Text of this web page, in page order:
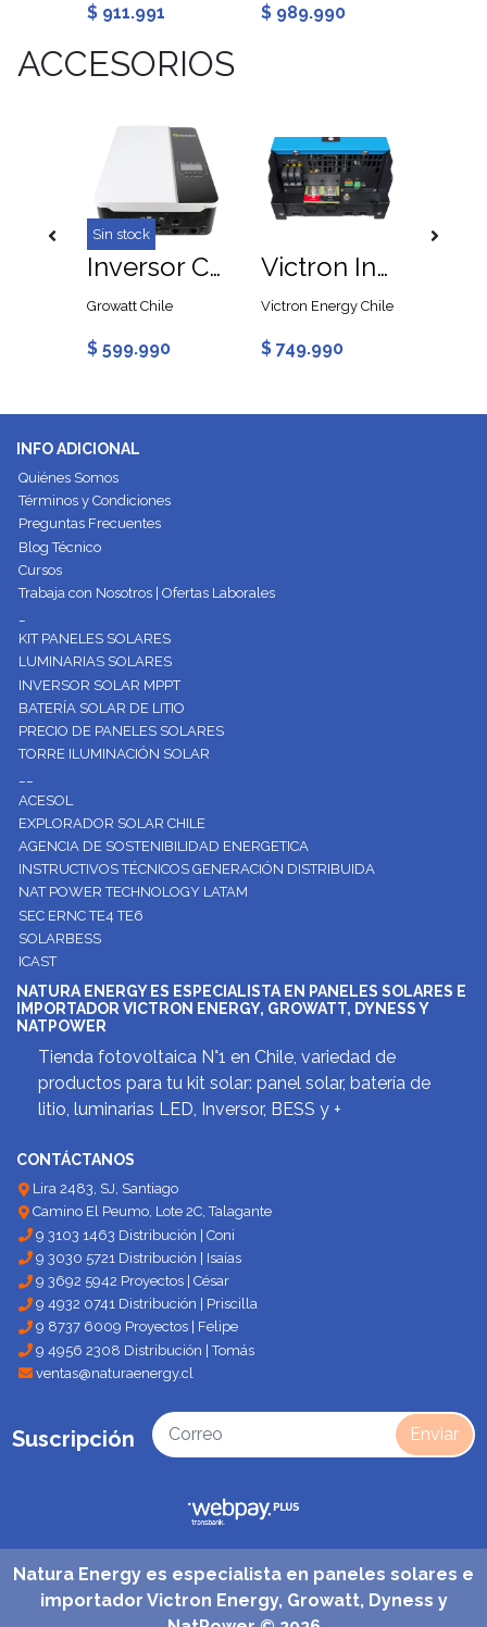
$ 911.991
$ 989.990
ACCESORIOS
Sin stock
Inversor Cargador Growatt SPF 5000 ES 48V 100A
Growatt Chile
$ 599.990
Victron Inversor Phoenix Smart 12V 1600VA 230V
Victron Energy Chile
$ 749.990
INFO ADICIONAL
Quiénes Somos
Términos y Condiciones
Preguntas Frecuentes
Blog Técnico
Cursos
Trabaja con Nosotros | Ofertas Laborales
KIT PANELES SOLARES
LUMINARIAS SOLARES
INVERSOR SOLAR MPPT
BATERÍA SOLAR DE LITIO
PRECIO DE PANELES SOLARES
TORRE ILUMINACIÓN SOLAR
ACESOL
EXPLORADOR SOLAR CHILE
AGENCIA DE SOSTENIBILIDAD ENERGETICA
INSTRUCTIVOS TÉCNICOS GENERACIÓN DISTRIBUIDA
NAT POWER TECHNOLOGY LATAM
SEC ERNC TE4 TE6
SOLARBESS
ICAST
NATURA ENERGY ES ESPECIALISTA EN PANELES SOLARES E
IMPORTADOR VICTRON ENERGY, GROWATT, DYNESS Y
NATPOWER
Tienda fotovoltaica N°1 en Chile, variedad de
productos para tu kit solar: panel solar, batería de
litio, luminarias LED, Inversor, BESS y +
CONTÁCTANOS
Lira 2483, SJ, Santiago
Camino El Peumo, Lote 2C, Talagante
9 3103 1463 Distribución | Coni
9 3030 5721 Distribución | Isaías
9 3692 5942 Proyectos | César
9 4932 0741 Distribución | Priscilla
9 8737 6009 Proyectos | Felipe
9 4956 2308 Distribución | Tomás
ventas@naturaenergy.cl
Suscripción Enviar
Natura Energy es especialista en paneles solares e
importador Victron Energy, Growatt, Dyness y